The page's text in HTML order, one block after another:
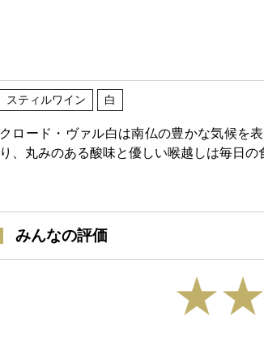
スティルワイン 白
クロード・ヴァル白は南仏の豊かな気候を
り、丸みのある酸味と優しい喉越しは毎日の
みんなの評価